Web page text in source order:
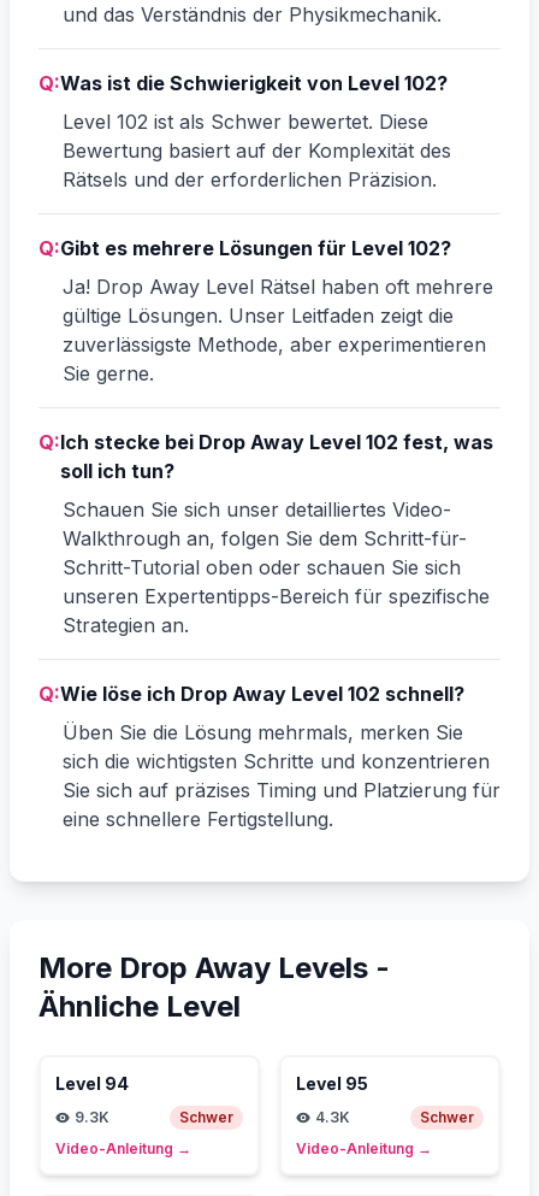
und das Verständnis der Physikmechanik.
Q:Was ist die Schwierigkeit von Level 102?
Level 102 ist als Schwer bewertet. Diese
Bewertung basiert auf der Komplexität des
Rätsels und der erforderlichen Präzision.
Q:Gibt es mehrere Lösungen für Level 102?
Ja! Drop Away Level Rätsel haben oft mehrere
gültige Lösungen. Unser Leitfaden zeigt die
zuverlässigste Methode, aber experimentieren
Sie gerne.
Q:Ich stecke bei Drop Away Level 102 fest, was
soll ich tun?
Schauen Sie sich unser detailliertes Video-
Walkthrough an, folgen Sie dem Schritt-für-
Schritt-Tutorial oben oder schauen Sie sich
unseren Expertentipps-Bereich für spezifische
Strategien an.
Q:Wie löse ich Drop Away Level 102 schnell?
Üben Sie die Lösung mehrmals, merken Sie
sich die wichtigsten Schritte und konzentrieren
Sie sich auf präzises Timing und Platzierung für
eine schnellere Fertigstellung.
More Drop Away Levels -
Ähnliche Level
Level 94
9.3K
Schwer
Video-Anleitung →
Level 95
4.3K
Schwer
Video-Anleitung →